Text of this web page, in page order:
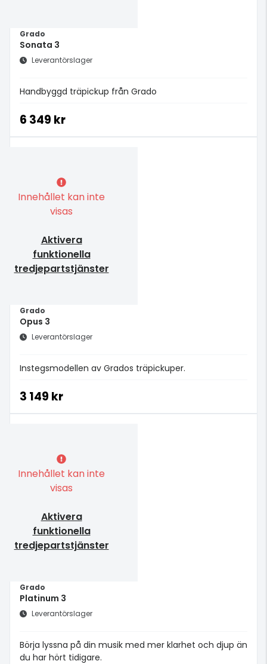
Grado
Sonata 3
Leverantörslager
Handbyggd träpickup från Grado
6 349 kr
Innehållet kan inte
visas
Aktivera
funktionella
tredjepartstjänster
Grado
Opus 3
Leverantörslager
Instegsmodellen av Grados träpickuper.
3 149 kr
Innehållet kan inte
visas
Aktivera
funktionella
tredjepartstjänster
Grado
Platinum 3
Leverantörslager
Börja lyssna på din musik med mer klarhet och djup än
du har hört tidigare.